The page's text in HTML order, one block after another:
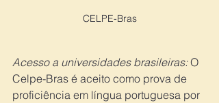
CELPE-Bras
Acesso a universidades brasileiras: O
Celpe-Bras é aceito como prova de
proficiência em língua portuguesa por